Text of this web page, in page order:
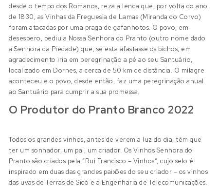
desde o tempo dos Romanos, reza a lenda que, por volta do ano
de 1830, as Vinhas da Freguesia de Lamas (Miranda do Corvo)
foram atacadas por uma praga de gafanhotos. O povo, em
desespero, pediu a Nossa Senhora do Pranto (outro nome dado
a Senhora da Piedade) que, se esta afastasse os bichos, em
agradecimento iria em peregrinação a pé ao seu Santuário,
localizado em Dornes, a cerca de 50 km de distância. O milagre
aconteceu e o povo, desde então, faz uma peregrinação anual
ao Santuário para cumprir a sua promessa.
O Produtor do Pranto Branco 2022
Todos os grandes vinhos, antes de verem a luz do dia, têm que
ter um sonhador, um pai, um criador. Os Vinhos Senhora do
Pranto são criados pela “Rui Francisco – Vinhos”, cujo selo é
inspirado em duas das grandes paixões do seu criador – os vinhos
das uvas de Terras de Sicó e a Engenharia de Telecomunicações.